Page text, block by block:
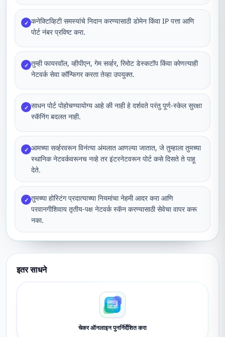
✓ कनेक्टिव्हिटी समस्यांचे निदान करण्यासाठी डोमेन किंवा IP पत्ता आणि
पोर्ट नंबर प्रविष्ट करा.
✓ तुम्ही फायरवॉल, व्हीपीएन, गेम सर्व्हर, रिमोट डेस्कटॉप किंवा कोणत्याही
नेटवर्क सेवा कॉन्फिगर करता तेव्हा उपयुक्त.
✓ साधन पोर्ट पोहोचण्यायोग्य आहे की नाही हे दर्शवते परंतु पूर्ण-स्केल सुरक्षा
स्कॅनिंग बदलत नाही.
✓ आमच्या सर्व्हरवरून विनंत्या अंमलात आणल्या जातात, जे तुम्हाला तुमच्या
स्थानिक नेटवर्कवरूनच नव्हे तर इंटरनेटवरून पोर्ट कसे दिसते ते पाहू
देते.
✓ तुमच्या होस्टिंग प्रदात्याच्या नियमांचा नेहमी आदर करा आणि
परवानगीशिवाय तृतीय-पक्ष नेटवर्क स्कॅन करण्यासाठी सेवेचा वापर करू
नका.
इतर साधने
चेकर ऑनलाइन पुनर्निर्देशित करा